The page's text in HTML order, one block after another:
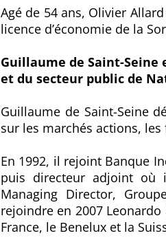
Agé de 54 ans, Olivier
licence d’économie de la
Guillaume de Saint-
et du secteur public de
Guillaume de Saint-Seine
sur les marchés actions,
En 1992, il rejoint Banque
puis directeur adjoint où
Managing Director,
rejoindre en 2007
France, le Benelux et la